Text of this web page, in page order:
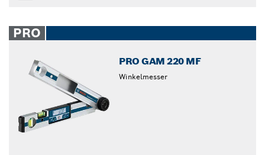
PRO
PRO GAM 220 MF
Winkelmesser